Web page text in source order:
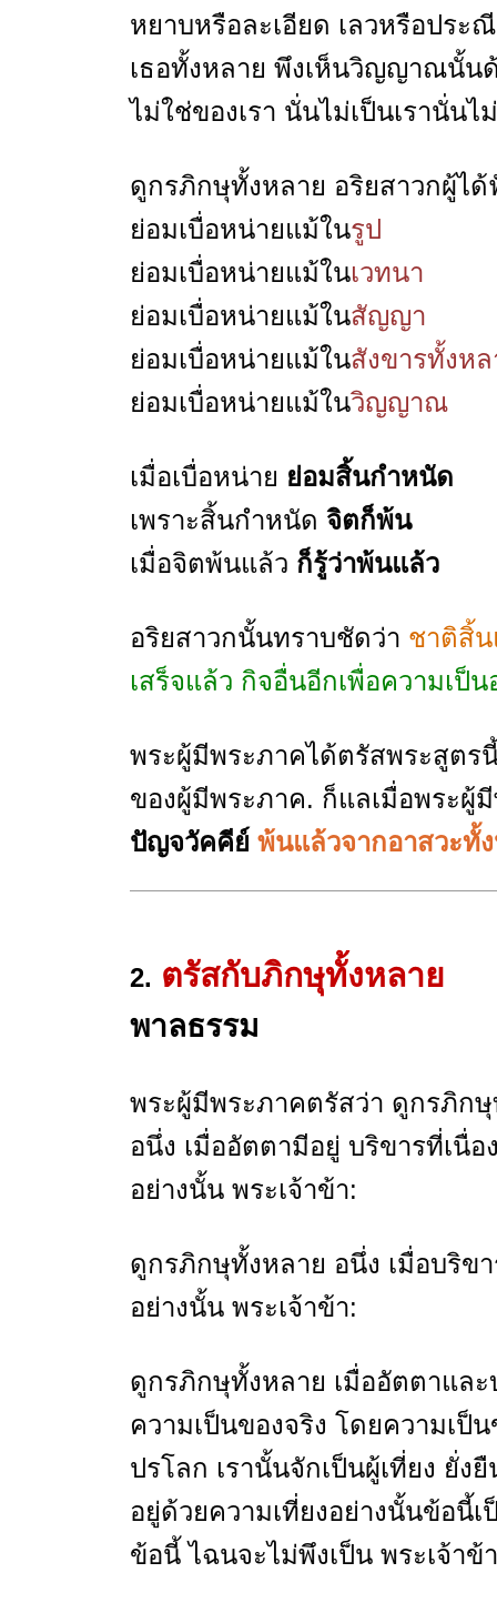
หยาบหรือละเอียด เลวหรือปร
เธอทั้งหลาย พึงเห็นวิญญาณนั้น
ไม่ใช่ของเรา นั่นไม่เป็นเรานั่นไ
ดูกรภิกษุทั้งหลาย อริยสาวกผู้ได้
ย่อมเบื่อหน่ายแม้ในรูป
ย่อมเบื่อหน่ายแม้ในเวทนา
ย่อมเบื่อหน่ายแม้ในสัญญา
ย่อมเบื่อหน่ายแม้ในสังขารทั้งห
ย่อมเบื่อหน่ายแม้ในวิญญาณ
เมื่อเบื่อหน่าย ย่อมสิ้นกำหนัด
เพราะสิ้นกำหนัด จิตก็พ้น
เมื่อจิตพ้นแล้ว ก็รู้ว่าพ้นแล้ว
อริยสาวกนั้นทราบชัดว่า ชาติสิ้
เสร็จแล้ว กิจอื่นอีกเพื่อความเป็
พระผู้มีพระภาคได้ตรัสพระสูต
ของผู้มีพระภาค. ก็แลเมื่อพระ
ปัญจวัคคีย์ พ้นแล้วจากอาสวะทั้
2. ตรัสกับภิกษุทั้งหลาย
พาลธรรม
พระผู้มีพระภาคตรัสว่า ดูกรภิก
อนึ่ง เมื่ออัตตามีอยู่ บริขารที่เนื่
อย่างนั้น พระเจ้าข้า:
ดูกรภิกษุทั้งหลาย อนึ่ง เมื่อบริข
อย่างนั้น พระเจ้าข้า:
ดูกรภิกษุทั้งหลาย เมื่ออัตตาแล
ความเป็นของจริง โดยความเ
ปรโลก เรานั้นจักเป็นผู้เที่ยง ยั่
อยู่ด้วยความเที่ยงอย่างนั้นข้อนี้
ข้อนี้ ไฉนจะไม่พึงเป็น พระเจ้า